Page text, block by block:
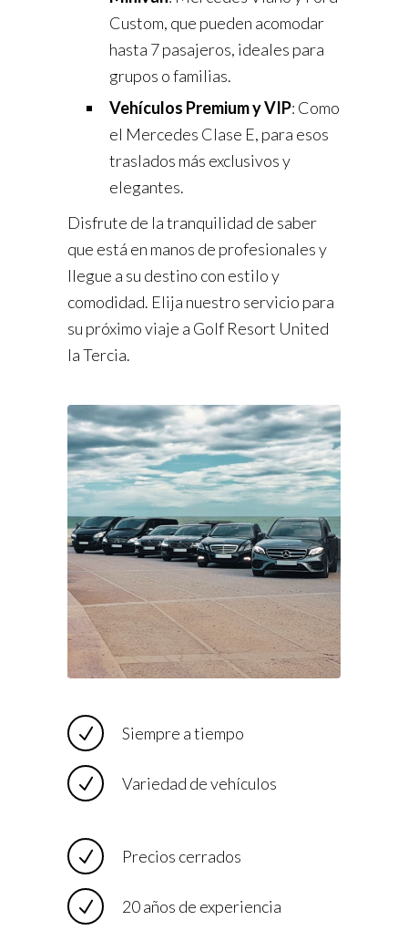
Custom, que pueden acomodar
hasta 7 pasajeros, ideales para
grupos o familias.
Vehículos Premium y VIP: Como
el Mercedes Clase E, para esos
traslados más exclusivos y
elegantes.
Disfrute de la tranquilidad de saber
que está en manos de profesionales y
llegue a su destino con estilo y
comodidad. Elija nuestro servicio para
su próximo viaje a Golf Resort United
la Tercia.
Siempre a tiempo
Variedad de vehículos
Precios cerrados
20 años de experiencia